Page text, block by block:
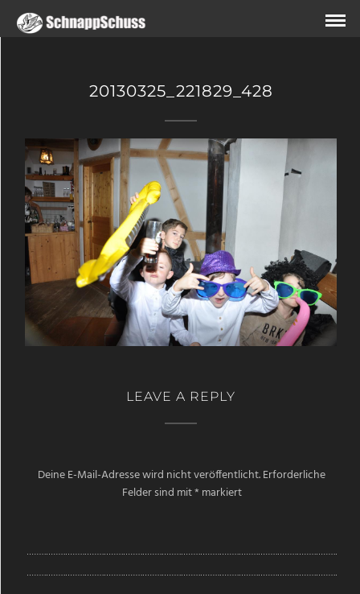
20130325_221829_428
LEAVE A REPLY
Deine E-Mail-Adresse wird nicht veröffentlicht.Erforderliche
Felder sind mit* markiert